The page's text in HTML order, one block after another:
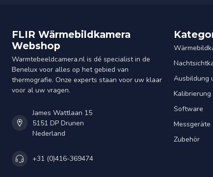
FLIR Wärmebildkamera
Webshop
Warmtebeeldcamera.nl is dé specialist in de
Benelux voor alles op het gebied van
thermografie. Onze experts staan voor uw klaar
voor al uw vragen.
James Wattlaan 15
5151 DP Drunen
Nederland
+31 (0)416-369474
Ausbildung
Software
Messgeräte
Zubehör